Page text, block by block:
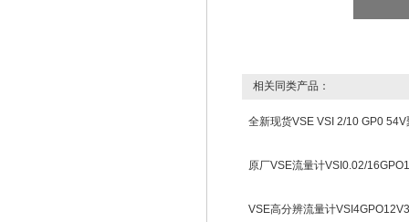
相关同类产品：
全新现货VSE VSI 2/10 GP0
原厂VSE流量计VSI0.02/
VSE高分辨流量计